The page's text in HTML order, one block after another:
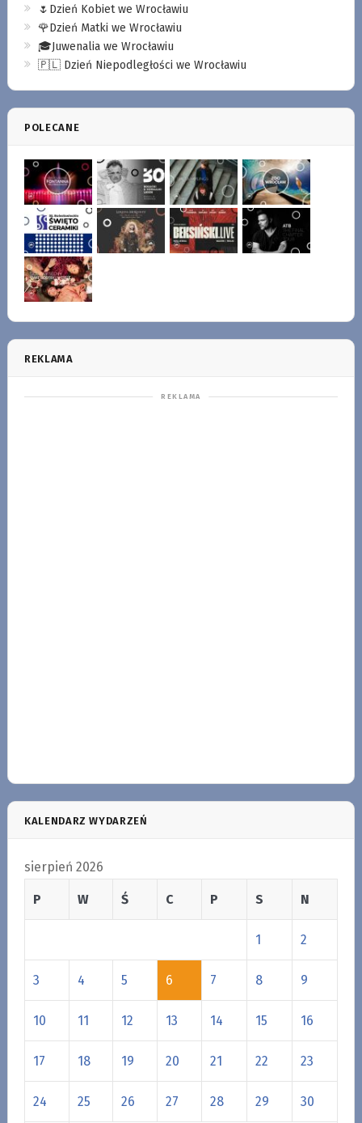
🌷Dzień Kobiet we Wrocławiu
🌹Dzień Matki we Wrocławiu
🎓Juwenalia we Wrocławiu
🇵🇱 Dzień Niepodległości we Wrocławiu
POLECANE
REKLAMA
KALENDARZ WYDARZEŃ
sierpień 2026
P W Ś C P S N
1 2
3 4 5 6 7 8 9
10 11 12 13 14 15 16
17 18 19 20 21 22 23
24 25 26 27 28 29 30